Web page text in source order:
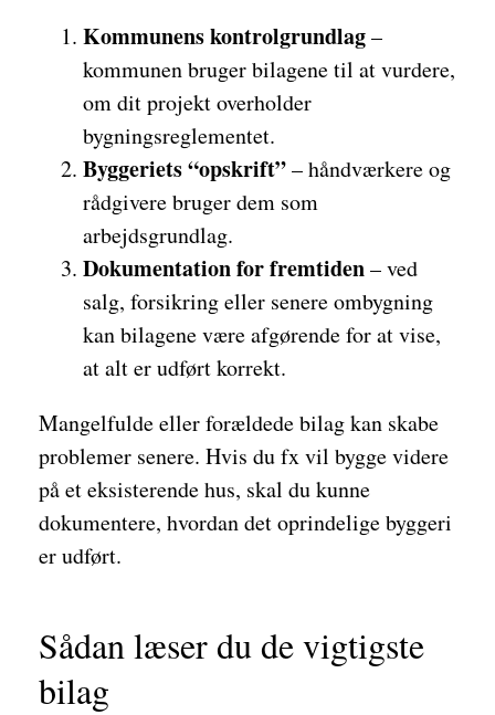
Kommunens kontrolgrundlag–
kommunen bruger bilagene til at vurdere,
om dit projekt overholder
bygningsreglementet.
Byggeriets “opskrift”– håndværkere og
rådgivere bruger dem som
arbejdsgrundlag.
Dokumentation for fremtiden– ved
salg, forsikring eller senere ombygning
kan bilagene være afgørende for at vise,
at alt er udført korrekt.
Mangelfulde eller forældede bilag kan skabe
problemer senere. Hvis du fx vil bygge videre
på et eksisterende hus, skal du kunne
dokumentere, hvordan det oprindelige byggeri
er udført.
Sådan læser du de vigtigste
bilag